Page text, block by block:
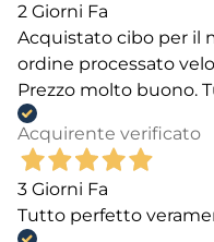
2 Giorni Fa
Acquistato cibo per il
ordine processato
Prezzo molto buono.
Acquirente verificato
3 Giorni Fa
Tutto perfetto